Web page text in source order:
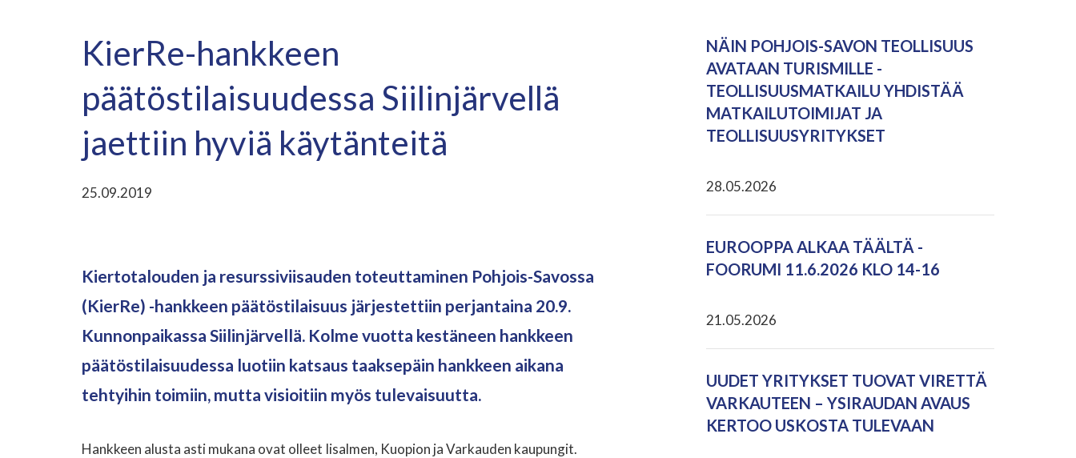
KierRe-hankkeen
päätöstilaisuudessa Siilinjärvellä
jaettiin hyviä käytänteitä
25.09.2019
Kiertotalouden ja resurssiviisauden toteuttaminen Pohjois-Savossa
(KierRe) -hankkeen päätöstilaisuus järjestettiin perjantaina 20.9.
Kunnonpaikassa Siilinjärvellä. Kolme vuotta kestäneen hankkeen
päätöstilaisuudessa luotiin katsaus taaksepäin hankkeen aikana
tehtyihin toimiin, mutta visioitiin myös tulevaisuutta.
Hankkeen alusta asti mukana ovat olleet Iisalmen, Kuopion ja Varkauden kaupungit.
NÄIN POHJOIS-SAVON TEOLLISUUS
AVATAAN TURISMILLE -
TEOLLISUUSMATKAILU YHDISTÄÄ
MATKAILUTOIMIJAT JA
TEOLLISUUSYRITYKSET
28.05.2026
EUROOPPA ALKAA TÄÄLTÄ -
FOORUMI 11.6.2026 KLO 14-16
21.05.2026
UUDET YRITYKSET TUOVAT VIRETTÄ
VARKAUTEEN – YSIRAUDAN AVAUS
KERTOO USKOSTA TULEVAAN